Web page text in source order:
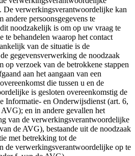
De verwerkingsverantwoordelijke kan
andere persoonsgegevens te
noodzakelijk is om op uw vraag te
te behandelen waarop het contact
van de situatie is de
gegevensverwerking de noodzaak
op verzoek van de betrokkene stappen
aan het aangaan van een
die tussen u en de
is gesloten overeenkomstig de
Informatie- en Onderwijsdienst (art. 6,
en in andere gevallen het
van de verwerkingsverantwoordelijke
de AVG), bestaande uit de noodzaak
met betrekking tot de
de verwerkingsverantwoordelijke op te